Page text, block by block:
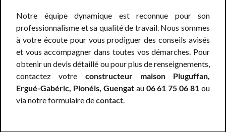
Notre équipe dynamique est reconnue pour son
professionnalisme et sa qualité de travail. Nous sommes
à votre écoute pour vous prodiguer des conseils avisés
et vous accompagner dans toutes vos démarches. Pour
obtenir un devis détaillé ou pour plus de renseignements,
contactez votre constructeur maison Pluguffan,
Ergué-Gabéric, Plonéis, Guengatau 06 61 75 06 81 ou
via notre formulaire decontact.